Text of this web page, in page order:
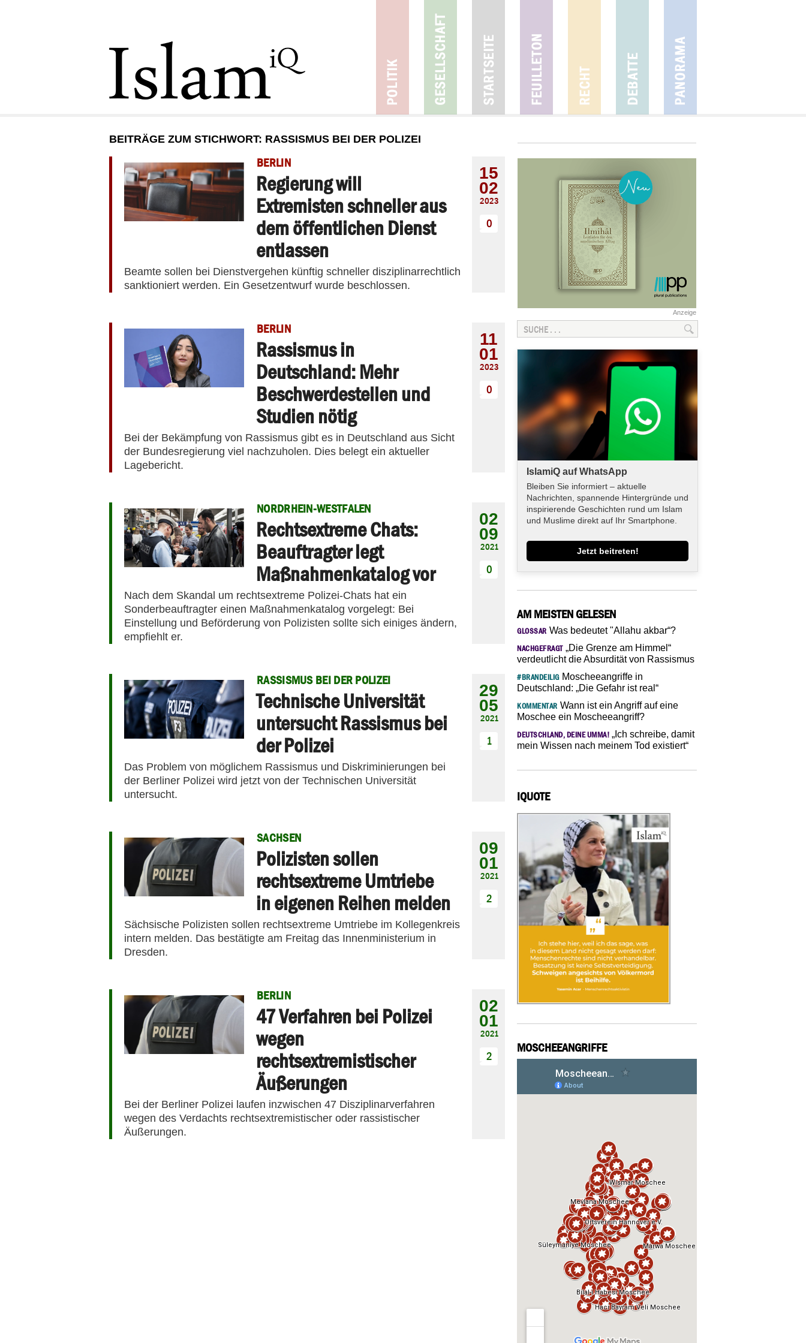
BEITRÄGE ZUM STICHWORT: RASSISMUS BEI DER POLIZEI
BERLIN
Regierung will
Extremisten schneller aus
dem öffentlichen Dienst
entlassen
Beamte sollen bei Dienstvergehen künftig schneller disziplinarrechtlich
sanktioniert werden. Ein Gesetzentwurf wurde beschlossen.
15
02
2023
0
BERLIN
Rassismus in
Deutschland: Mehr
Beschwerdestellen und
Studien nötig
Bei der Bekämpfung von Rassismus gibt es in Deutschland aus Sicht
der Bundesregierung viel nachzuholen. Dies belegt ein aktueller
Lagebericht.
11
01
2023
0
NORDRHEIN-WESTFALEN
Rechtsextreme Chats:
Beauftragter legt
Maßnahmenkatalog vor
Nach dem Skandal um rechtsextreme Polizei-Chats hat ein
Sonderbeauftragter einen Maßnahmenkatalog vorgelegt: Bei
Einstellung und Beförderung von Polizisten sollte sich einiges ändern,
empfiehlt er.
02
09
2021
0
RASSISMUS BEI DER POLIZEI
Technische Universität
untersucht Rassismus bei
der Polizei
Das Problem von möglichem Rassismus und Diskriminierungen bei
der Berliner Polizei wird jetzt von der Technischen Universität
untersucht.
29
05
2021
1
SACHSEN
Polizisten sollen
rechtsextreme Umtriebe
in eigenen Reihen melden
Sächsische Polizisten sollen rechtsextreme Umtriebe im Kollegenkreis
intern melden. Das bestätigte am Freitag das Innenministerium in
Dresden.
09
01
2021
2
BERLIN
47 Verfahren bei Polizei
wegen
rechtsextremistischer
Äußerungen
Bei der Berliner Polizei laufen inzwischen 47 Disziplinarverfahren
wegen des Verdachts rechtsextremistischer oder rassistischer
Äußerungen.
02
01
2021
2
Anzeige
IslamiQ auf WhatsApp
Bleiben Sie informiert – aktuelle
Nachrichten, spannende Hintergründe und
inspirierende Geschichten rund um Islam
und Muslime direkt auf Ihr Smartphone.
Jetzt beitreten!
AM MEISTEN GELESEN
GLOSSAR Was bedeutet "Allahu akbar“?
NACHGEFRAGT„Die Grenze am Himmel“
verdeutlicht die Absurdität von Rassismus
#BRANDEILIGMoscheeangriffe in
Deutschland: „Die Gefahr ist real“
KOMMENTAR Wann ist ein Angriff auf eine
Moschee ein Moscheeangriff?
DEUTSCHLAND, DEINE UMMA! „Ich schreibe, damit
mein Wissen nach meinem Tod existiert“
IQUOTE
MOSCHEEANGRIFFE